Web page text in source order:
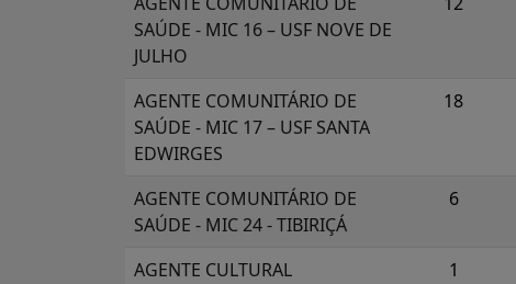
SAÚDE - MIC 16 – USF NOVE DE
JULHO
AGENTE COMUNITÁRIO DE
SAÚDE - MIC 17 – USF SANTA
EDWIRGES
18
AGENTE COMUNITÁRIO DE
SAÚDE - MIC 24 - TIBIRIÇÁ
6
AGENTE CULTURAL 1